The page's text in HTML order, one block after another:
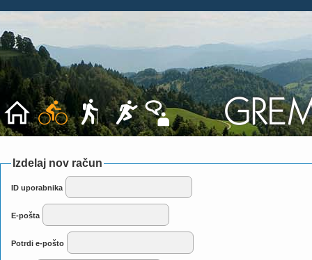
Izdelaj nov račun
ID uporabnika
E-pošta
Potrdi e-pošto